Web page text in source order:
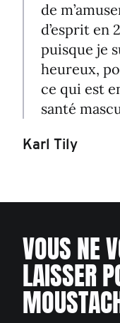
de
d’esprit en
puisque je
heureux,
ce qui est
santé
Karl Tily
VOUS NE
LAISSER